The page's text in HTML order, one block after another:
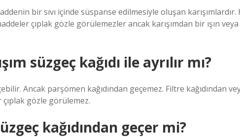
bir sıvı içinde süspanse edilmesiyle oluşan
çıplak gözle görülemezler ancak karışımdan bir ışın
süzgeç kağıdı ile ayrılır mı?
Ancak parşömen kağıdından geçemez. Filtre kağıdından
çıplak gözle görülemez.
kağıdından geçer mi?